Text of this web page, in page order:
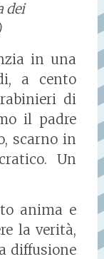
dei
in una
a cento
di
il padre
scarno in
Un
anima e
la verità,
diffusione